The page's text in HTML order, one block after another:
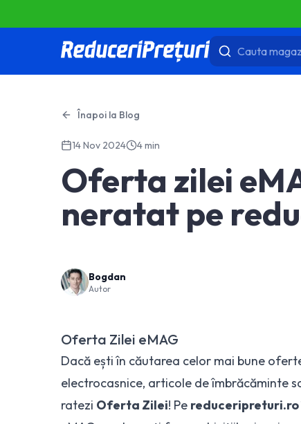
Înapoi la Blog
14 Nov 2024 4 min
Oferta zilei
neratat pe
Bogdan
Autor
Oferta Zilei eMAG
Dacă ești în căutarea celor mai bune
electrocasnice, articole de îmbrăcăminte
ratezi Oferta Zilei! Pe reduceripreturi.ro